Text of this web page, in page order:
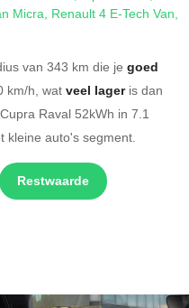
Micra, Renault 4 E-Tech Van,
van 343 km die je goed
km/h, wat veel lageris dan
Raval 52kWh in 7.1
kleine auto's segment.
Restwaarde